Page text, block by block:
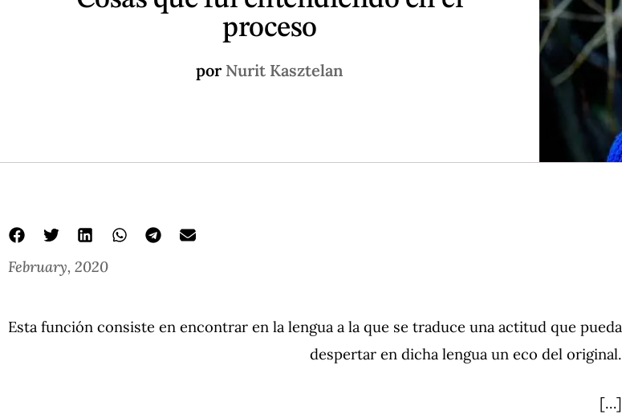
proceso
por Nurit Kasztelan
February, 2020
Esta función consiste en encontrar en la lengua a la que se traduce una actitud que pueda
despertar en dicha lengua un eco del original.
[…]